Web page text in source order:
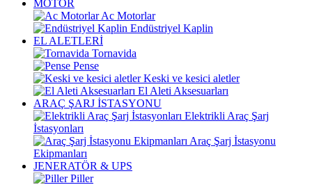
MOTOR
Ac Motorlar
Endüstriyel Kaplin
EL ALETLERİ
Tornavida
Pense
Keski ve kesici aletler
El Aleti Aksesuarları
ARAÇ ŞARJ İSTASYONU
Elektrikli Araç Şarj
İstasyonları
Araç Şarj İstasyonu
Ekipmanları
JENERATÖR & UPS
Piller